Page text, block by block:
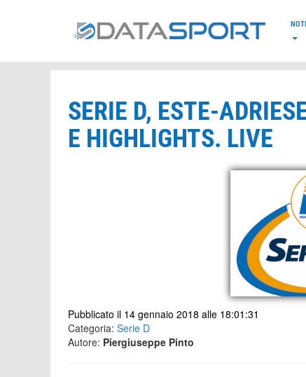
SERIE D, ESTE-
E HIGHLIGHTS. LIVE
Pubblicato il 14 gennaio 2018 alle 18:01:31
Categoria: Serie D
Autore: Piergiuseppe Pinto